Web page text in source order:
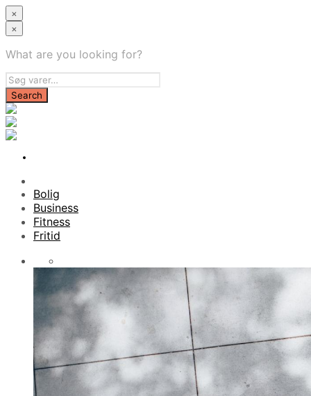
×
×
What are you looking for?
Bolig
Business
Fitness
Fritid